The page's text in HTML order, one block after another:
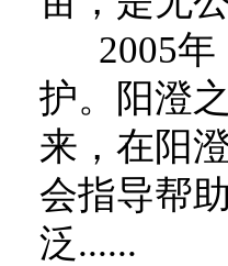
2005年
护。阳澄
来，在阳
会指导帮
泛......